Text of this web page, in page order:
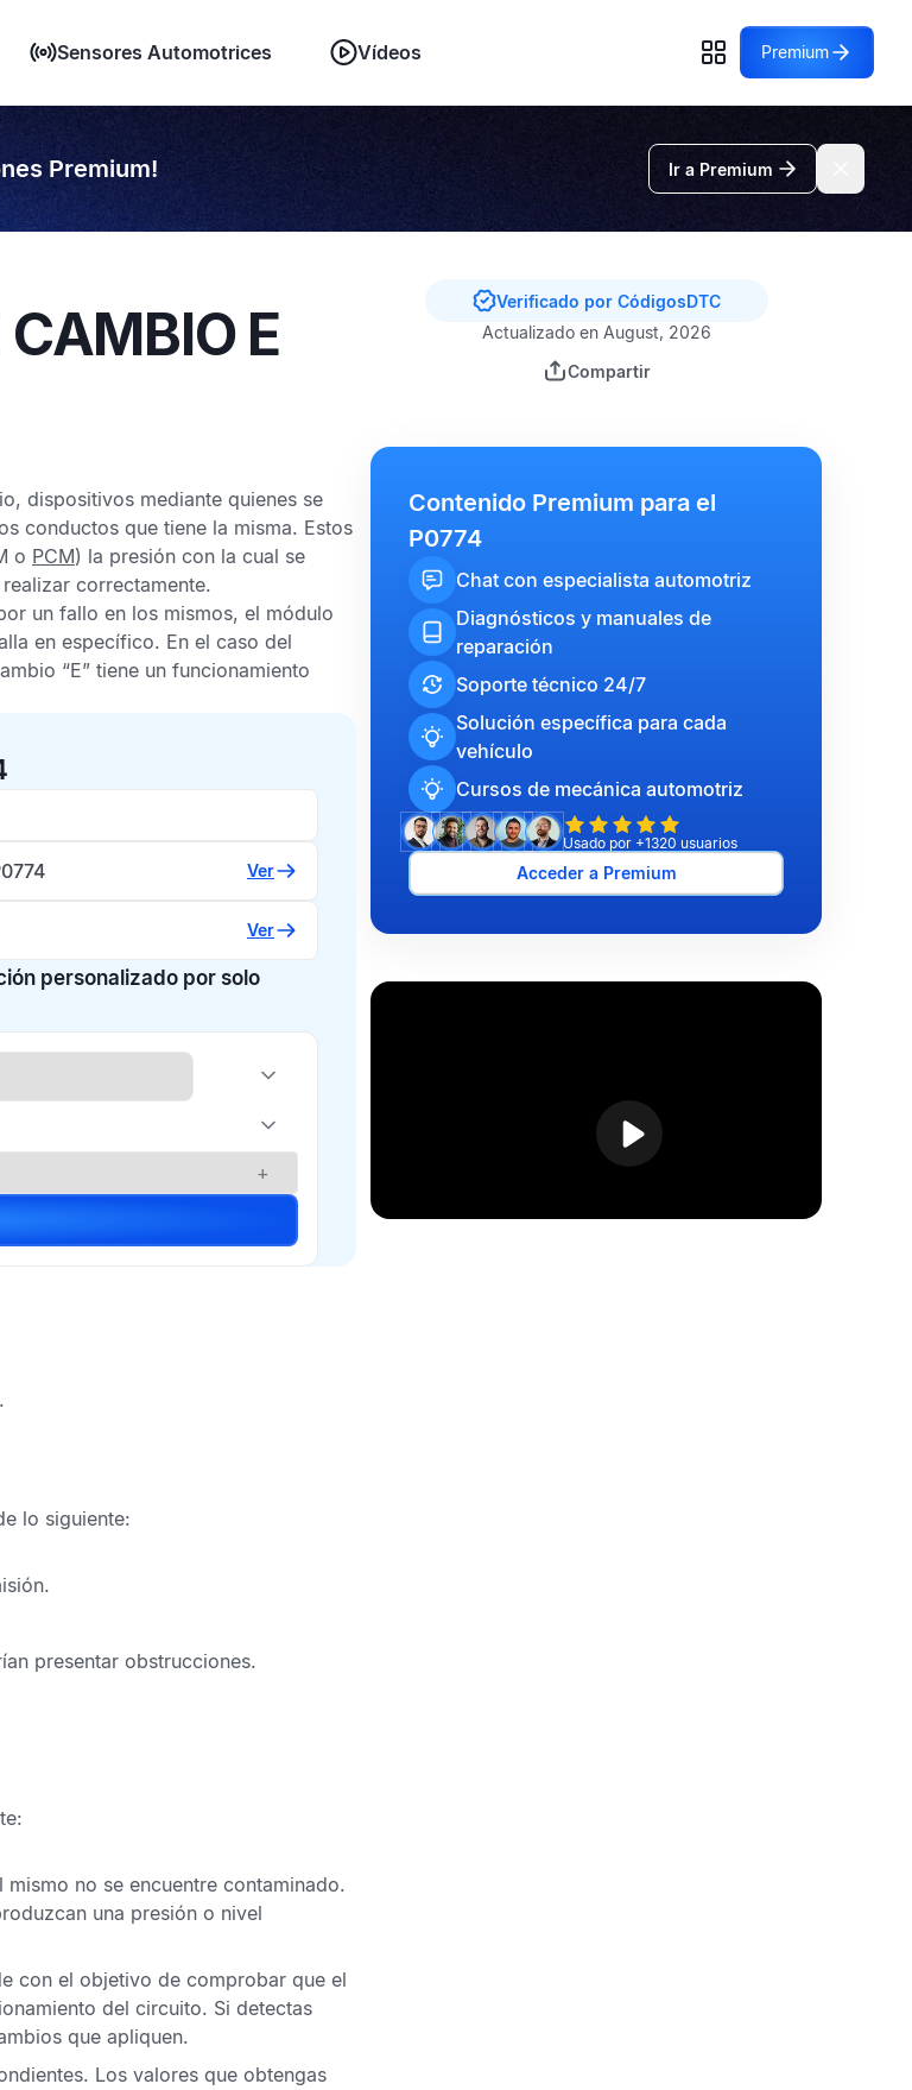
Sensores Automotrices Vídeos Premium
Premium! Ir a Premium
E
dispositivos mediante quienes se
conductos que tiene la misma. Estos
o PCM) la presión con la cual se
correctamente.
un fallo en los mismos, el módulo
en específico. En el caso del
“E” tiene un funcionamiento
Ver
Ver
personalizado por solo
+
lo siguiente:
presentar obstrucciones.
no se encuentre contaminado.
una presión o nivel
con el objetivo de comprobar que el
del circuito. Si detectas
que apliquen.
Los valores que obtengas
Verificado por CódigosDTC
Actualizado en August, 2026
Compartir
Contenido Premium para el
P0774
Chat con especialista automotriz
Diagnósticos y manuales de
reparación
Soporte técnico 24/7
Solución específica para cada
vehículo
Cursos de mecánica automotriz
Usado por +1320 usuarios
Acceder a Premium